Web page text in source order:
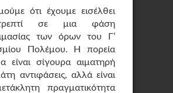
ότι έχουμε εισέλθει
σε μια φάση
των όρων του Γ’
Πολέμου. Η πορεία
είναι σίγουρα αιματηρή
αντιφάσεις, αλλά είναι
πραγματικότητα